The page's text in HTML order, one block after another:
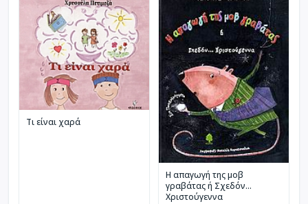
Τι είναι χαρά
Η απαγωγή της μοβ
γραβάτας ή Σχεδόν...
Χριστούγεννα